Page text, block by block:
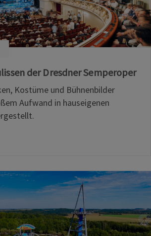
der Dresdner Semperoper
Kostüme und Bühnenbilder
Aufwand in hauseigenen